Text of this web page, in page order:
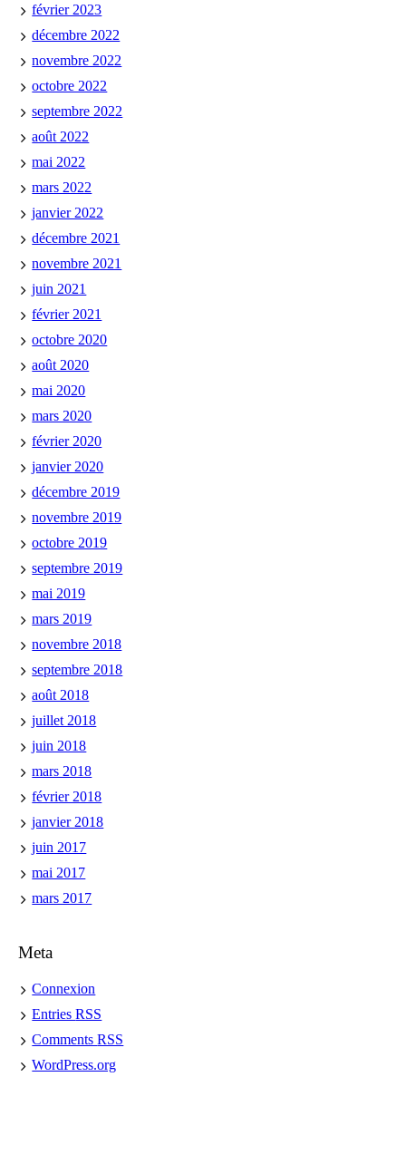
février 2023
décembre 2022
novembre 2022
octobre 2022
septembre 2022
août 2022
mai 2022
mars 2022
janvier 2022
décembre 2021
novembre 2021
juin 2021
février 2021
octobre 2020
août 2020
mai 2020
mars 2020
février 2020
janvier 2020
décembre 2019
novembre 2019
octobre 2019
septembre 2019
mai 2019
mars 2019
novembre 2018
septembre 2018
août 2018
juillet 2018
juin 2018
mars 2018
février 2018
janvier 2018
juin 2017
mai 2017
mars 2017
Meta
Connexion
EntriesRSS
CommentsRSS
WordPress.org